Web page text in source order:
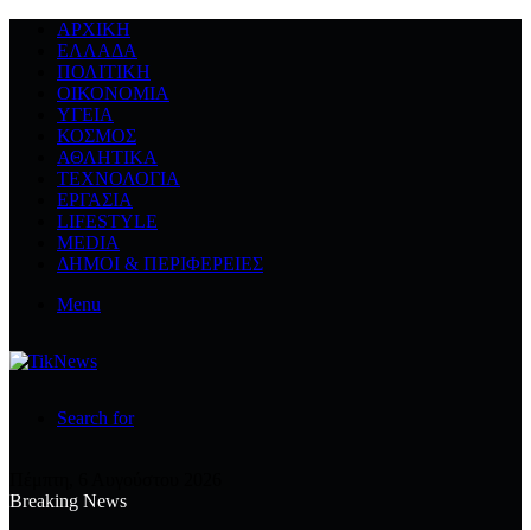
ΑΡΧΙΚΉ
ΕΛΛΆΔΑ
ΠΟΛΙΤΙΚΉ
ΟΙΚΟΝΟΜΊΑ
ΥΓΕΊΑ
ΚΌΣΜΟΣ
ΑΘΛΗΤΙΚΆ
ΤΕΧΝΟΛΟΓΙΆ
ΕΡΓΑΣΊΑ
LIFESTYLE
MEDIA
ΔΉΜΟΙ & ΠΕΡΙΦΈΡΕΙΕΣ
Menu
Search for
Breaking News